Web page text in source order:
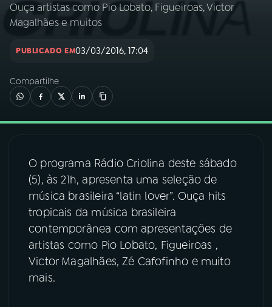
AO VIVO
INÍCIO
02A RÁDIO
03PROGRAMAÇÃO
04PROGRAMAS
PODCASTS
06VIDEOCASTS
Ouça artistas como Pio Lobato, Figueiroas, Victor
Magalhães e muitos
PUBLICADO EM03/03/2016, 17:04
Compartilhe
O programa Rádio Criolina deste sábado
(5), às 21h, apresenta uma seleção de
música brasileira “latin lover”. Ouça hits
tropicais da música brasileira
contemporânea com apresentações de
artistas como Pio Lobato, Figueiroas ,
Victor Magalhães, Zé Cafofinho e muito
mais.